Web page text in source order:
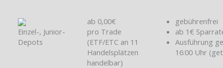
Einzel-, Junior-
Depots
ab 0,00€
pro Trade
(ETF/ETC an 11
Handelsplätzen
handelbar)
gebührenfrei
ab 1€
Ausführung
16:00 Uhr